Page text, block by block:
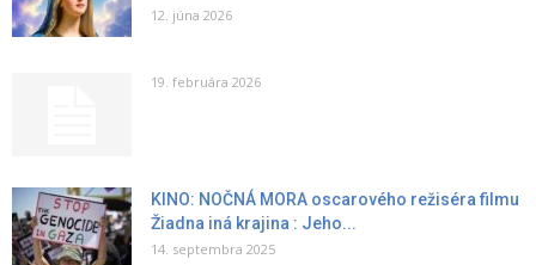
12. júna 2026
19. februára 2026
KINO: NOČNÁ MORA oscarového režiséra filmu
Žiadna iná krajina : Jeho...
14. septembra 2025